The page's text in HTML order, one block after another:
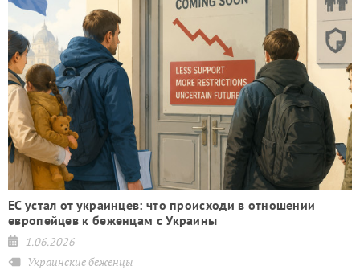
ЕС устал от украинцев: что происходи в отношении
европейцев к беженцам с Украины
1.06.2026
Украинские беженцы